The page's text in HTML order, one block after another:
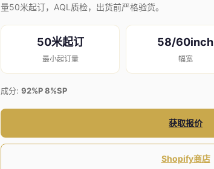
量50米起订，AQL质检，出货前严格验货。
50米起订
最小起订量
58/60inch
幅宽
成分: 92%P 8%SP
获取报价
Shopify商店